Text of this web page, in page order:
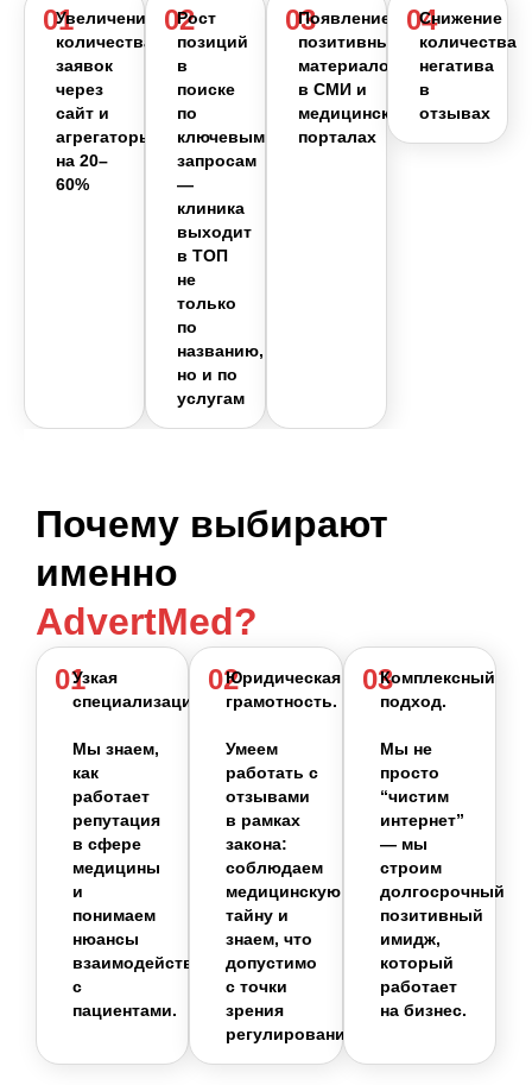
01
Увеличение
количества
заявок
через
сайт и
агрегаторы
на 20–
60%
02
Рост
позиций
в
поиске
по
ключевым
запросам
—
клиника
выходит
в ТОП
не
только
по
названию,
но и по
услугам
03
Появление
позитивных
материалов
в СМИ и
медицинских
порталах
04
Снижение
количества
негатива
в
отзывах
Почему выбирают
именно
AdvertMed?
01Узкая
специализация.
Мы знаем,
как
работает
репутация
в сфере
медицины
и
понимаем
нюансы
взаимодействия
с
пациентами.
02Юридическая
грамотность.
Умеем
работать с
отзывами
в рамках
закона:
соблюдаем
медицинскую
тайну и
знаем, что
допустимо
с точки
зрения
регулирования.
03Комплексный
подход.
Мы не
просто
“чистим
интернет”
— мы
строим
долгосрочный
позитивный
имидж,
который
работает
на бизнес.